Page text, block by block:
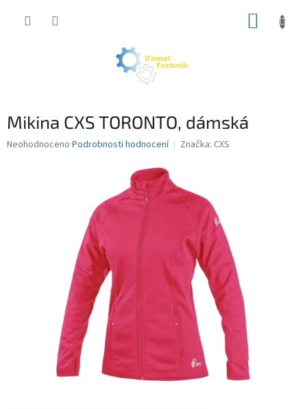
Mikina CXS TORONTO, dámská
Průměrné
Neohodnoceno Podrobnosti hodnocení Značka: CXS